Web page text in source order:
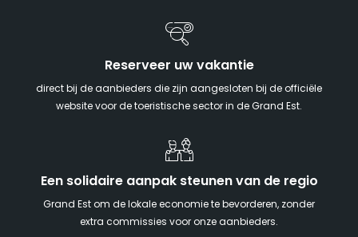
Reserveer uw vakantie
direct bij de aanbieders die zijn aangesloten bij de officiële
website voor de toeristische sector in de Grand Est.
Een solidaire aanpak steunen van de regio
Grand Est om de lokale economie te bevorderen, zonder
extra commissies voor onze aanbieders.